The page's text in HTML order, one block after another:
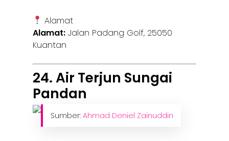
Alamat
Alamat: Jalan Padang Golf, 25050
Kuantan
24. Air Terjun Sungai
Pandan
Sumber:Ahmad Deniel Zainuddin
Malacca
Raub
Sibu